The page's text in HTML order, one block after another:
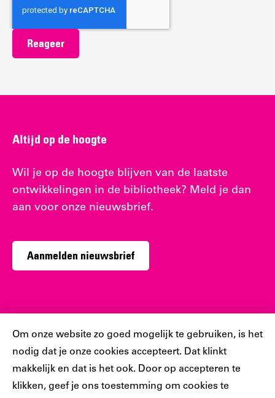
Cookiebar
Om onze website zo goed mogelijk te gebruiken, is het
nodig dat je onze cookies accepteert. Dat klinkt
makkelijk en dat is het ook. Door op accepteren te
klikken, geef je ons toestemming om cookies te
Reageer
Altijd op de hoogte
Wil je op de hoogte blijven van de laatste
ontwikkelingen in de bibliotheek? Meld je dan
aan voor onze nieuwsbrief.
Aanmelden nieuwsbrief
Sociaal
Volg jij ons al?